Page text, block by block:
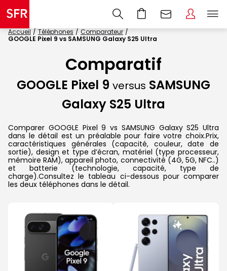
Accueil Téléphones
Comparateur
GOOGLE Pixel 9 vs SAMSUNG Galaxy S25 Ultra
Comparatif
GOOGLE Pixel 9 versus SAMSUNG
Galaxy S25 Ultra
Comparer GOOGLE Pixel 9 vs SAMSUNG Galaxy S25 Ultra
dans le détail est un préalable pour faire votre choix.Prix,
caractéristiques générales (capacité, couleur, date de
sortie), design et type d’écran, matériel (type processeur,
mémoire RAM), appareil photo, connectivité (4G, 5G, NFC..)
et batterie (technologie, capacité, type de
charge).Consultez le tableau ci-dessous pour comparer
les deux téléphones dans le détail.